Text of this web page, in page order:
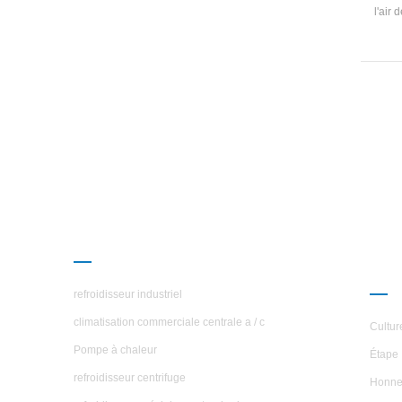
l'air
refroidisseur industriel
climatisation commerciale centrale a / c
Pompe à chaleur
refroidisseur centrifuge
Étape